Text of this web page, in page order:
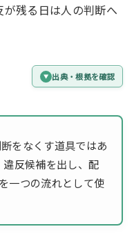
残る日は人の判断へ
出典・根拠を確認
をなくす道具ではあ
違反候補を出し、配
一つの流れとして使